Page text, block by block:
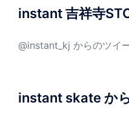
instant 吉祥寺
@instant_kj からのツイ
instant skate か